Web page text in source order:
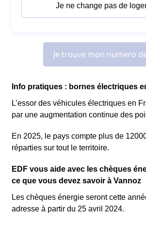
Info pratiques : bornes électriques
L’essor des véhicules électriques en
par une augmentation continue des
En 2025, le pays compte plus de
réparties sur tout le territoire.
EDF vous aide avec les chèques
ce que vous devez savoir à Vannoz
Les chèques énergie seront cette
adresse à partir du 25 avril 2024.